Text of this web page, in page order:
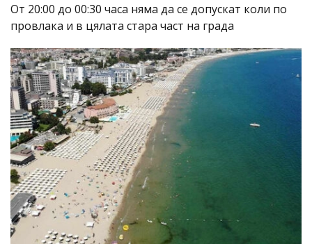
От 20:00 до 00:30 часа няма да се допускат коли по
провлака и в цялата стара част на града